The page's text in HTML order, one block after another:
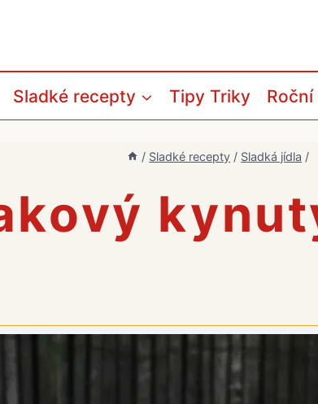
Sladké recepty Tipy Triky
/ Sladké recepty / Sladká jídla /